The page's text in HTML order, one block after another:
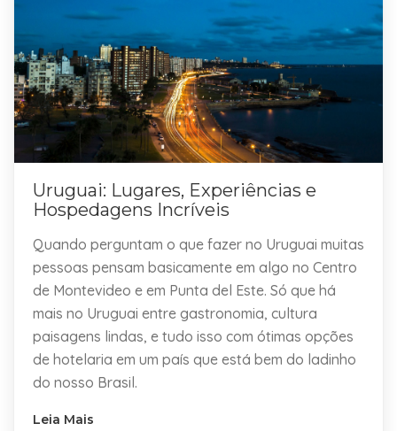
Uruguai: Lugares, Experiências e
Hospedagens Incríveis
Quando perguntam o que fazer no Uruguai muitas
pessoas pensam basicamente em algo no Centro
de Montevideo e em Punta del Este. Só que há
mais no Uruguai entre gastronomia, cultura
paisagens lindas, e tudo isso com ótimas opções
de hotelaria em um país que está bem do ladinho
do nosso Brasil.
Leia Mais